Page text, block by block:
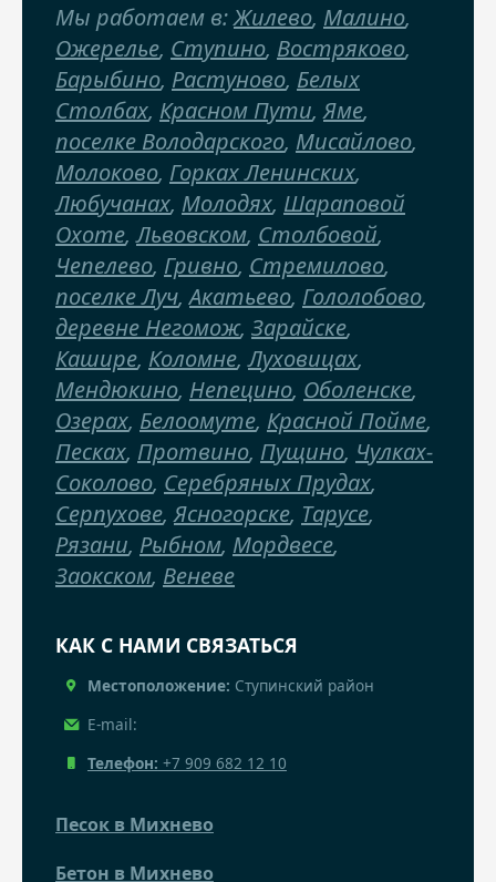
Мы работаем в:Жилево, Малино,
Ожерелье, Ступино, Востряково,
Барыбино, Растуново, Белых
Столбах, Красном Пути,Яме,
поселке Володарского, Мисайлово,
Молоково, Горках Ленинских,
Любучанах, Молодях, Шараповой
Охоте,Львовском, Столбовой,
Чепелево, Гривно, Стремилово,
поселке Луч,Акатьево, Гололобово,
деревне Негомож, Зарайске,
Кашире, Коломне,Луховицах,
Мендюкино, Непецино, Оболенске,
Озерах, Белоомуте, Красной Пойме,
Песках, Протвино, Пущино, Чулках-
Соколово, Серебряных Прудах,
Серпухове,Ясногорске, Тарусе,
Рязани, Рыбном, Мордвесе,
Заокском, Веневе
КАК С НАМИ СВЯЗАТЬСЯ
Местоположение: Ступинский район
E-mail:
Телефон: +7 909 682 12 10
Песок в Михнево
Бетон в Михнево